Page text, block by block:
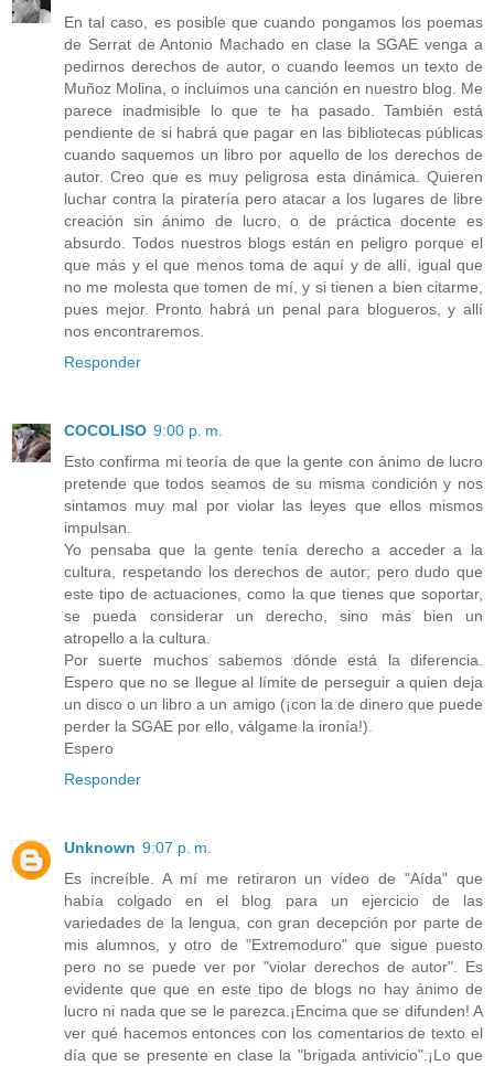
En tal caso, es posible que cuando pongamos los poemas
de Serrat de Antonio Machado en clase la SGAE venga a
pedirnos derechos de autor, o cuando leemos un texto de
Muñoz Molina, o incluimos una canción en nuestro blog. Me
parece inadmisible lo que te ha pasado. También está
pendiente de si habrá que pagar en las bibliotecas públicas
cuando saquemos un libro por aquello de los derechos de
autor. Creo que es muy peligrosa esta dinámica. Quieren
luchar contra la piratería pero atacar a los lugares de libre
creación sin ánimo de lucro, o de práctica docente es
absurdo. Todos nuestros blogs están en peligro porque el
que más y el que menos toma de aquí y de allí, igual que
no me molesta que tomen de mí, y si tienen a bien citarme,
pues mejor. Pronto habrá un penal para blogueros, y allí
nos encontraremos.
Responder
COCOLISO 9:00 p. m.
Esto confirma mi teoría de que la gente con ánimo de lucro
pretende que todos seamos de su misma condición y nos
sintamos muy mal por violar las leyes que ellos mismos
impulsan.
Yo pensaba que la gente tenía derecho a acceder a la
cultura, respetando los derechos de autor; pero dudo que
este tipo de actuaciones, como la que tienes que soportar,
se pueda considerar un derecho, sino más bien un
atropello a la cultura.
Por suerte muchos sabemos dónde está la diferencia.
Espero que no se llegue al límite de perseguir a quien deja
un disco o un libro a un amigo (¡con la de dinero que puede
perder la SGAE por ello, válgame la ironía!).
Espero
Responder
Unknown 9:07 p. m.
Es increíble. A mí me retiraron un vídeo de "Aída" que
había colgado en el blog para un ejercicio de las
variedades de la lengua, con gran decepción por parte de
mis alumnos, y otro de "Extremoduro" que sigue puesto
pero no se puede ver por "violar derechos de autor". Es
evidente que que en este tipo de blogs no hay ánimo de
lucro ni nada que se le parezca.¡Encima que se difunden! A
ver qué hacemos entonces con los comentarios de texto el
día que se presente en clase la "brigada antivicio".¡Lo que